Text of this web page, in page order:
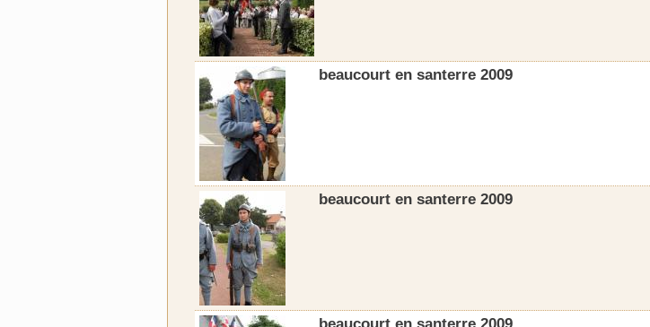
beaucourt en santerre 2009
beaucourt en santerre 2009